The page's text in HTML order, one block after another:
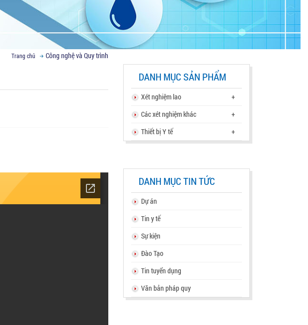
Trang chủ Công nghệ và Quy trình
DANH MỤC SẢN PHẨM
Xét nghiệm lao
+
Các xét nghiệm khác
+
Thiết bị Y tế
+
DANH MỤC TIN TỨC
Dự án
Tin y tế
Sự kiện
Đào Tạo
Tin tuyển dụng
Văn bản pháp quy